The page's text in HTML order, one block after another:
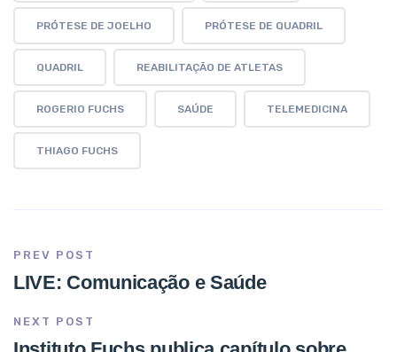
PRÓTESE DE JOELHO PRÓTESE DE QUADRIL
QUADRIL REABILITAÇÃO DE ATLETAS
ROGERIO FUCHS SAÚDE TELEMEDICINA
THIAGO FUCHS
PREV POST
LIVE: Comunicação e Saúde
NEXT POST